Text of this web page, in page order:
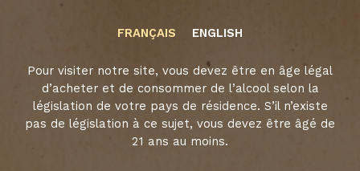
CHÂTEAU LE
CROCK
DÉCOUVRIR
FRANÇAIS ENGLISH
Pour visiter notre site, vous devez être en âge légal
d’acheter et de consommer de l’alcool selon la
législation de votre pays de résidence. S’il n’existe
pas de législation à ce sujet, vous devez être âgé de
21 ans au moins.